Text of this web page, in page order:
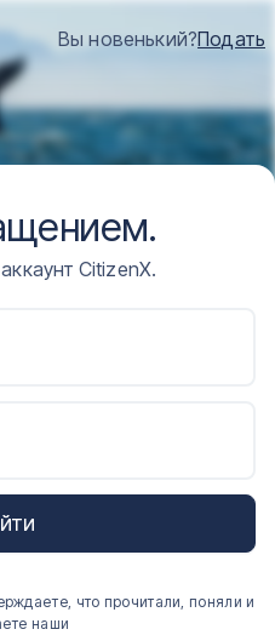
Вы новенький?Подать
CitizenX.
что прочитали, поняли и
наши